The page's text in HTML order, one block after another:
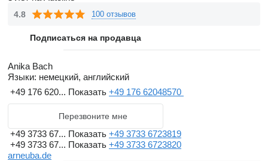
уровень знаний и опыта работников компании позволит Вам
получить ответы на все вопросы.
Мы будем рады предложить Вам наши услуги в сфере
поставок сельскохозяйственной техники или оборудования
к ней.
4.8 100 отзывов
Подписаться на продавца
Anika Bach
Языки: немецкий, английский
+49 176 620... Показать +49 176 62048570
Перезвоните мне
+49 3733 67... Показать +49 3733 6723819
+49 3733 67... Показать +49 3733 6723820
arneuba.de